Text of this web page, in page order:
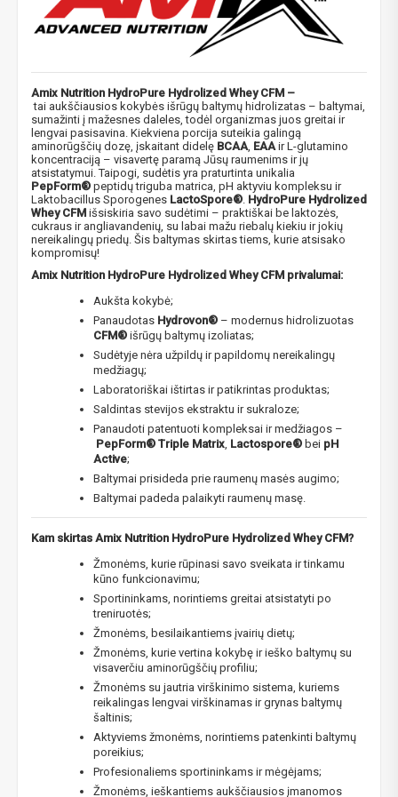
Amix Nutrition HydroPure Hydrolized Whey CFM –
tai aukščiausios kokybės išrūgų baltymų hidrolizatas – baltymai,
sumažinti į mažesnes daleles, todėl organizmas juos greitai ir
lengvai pasisavina. Kiekviena porcija suteikia galingą
aminorūgščių dozę, įskaitant didelę BCAA EAA ir L-glutamino
koncentraciją – visavertę paramą Jūsų raumenims ir jų
atsistatymui. Taipogi, sudėtis yra praturtinta unikalia
PepForm® peptidų triguba matrica, pH aktyviu kompleksu ir
Laktobacillus Sporogenes LactoSpore® HydroPure Hydrolized
Whey CFM išsiskiria savo sudėtimi – praktiškai be laktozės,
cukraus ir angliavandenių, su labai mažu riebalų kiekiu ir jokių
nereikalingų priedų. Šis baltymas skirtas tiems, kurie atsisako
kompromisų!
Amix Nutrition HydroPure Hydrolized Whey CFM privalumai:
Aukšta kokybė;
Panaudotas Hydrovon® – modernus hidrolizuotas
CFM® išrūgų baltymų izoliatas;
Sudėtyje nėra užpildų ir papildomų nereikalingų
medžiagų;
Laboratoriškai ištirtas ir patikrintas produktas;
Saldintas stevijos ekstraktu ir sukraloze;
Panaudoti patentuoti kompleksai ir medžiagos –
PepForm® Triple Matrix Lactospore® bei pH
Active;
Baltymai prisideda prie raumenų masės augimo;
Baltymai padeda palaikyti raumenų masę.
Kam skirtas Amix Nutrition HydroPure Hydrolized Whey CFM?
Žmonėms, kurie rūpinasi savo sveikata ir tinkamu
kūno funkcionavimu;
Sportininkams, norintiems greitai atsistatyti po
treniruotės;
Žmonėms, besilaikantiems įvairių dietų;
Žmonėms, kurie vertina kokybę ir ieško baltymų su
visaverčiu aminorūgščių profiliu;
Žmonėms su jautria virškinimo sistema, kuriems
reikalingas lengvai virškinamas ir grynas baltymų
šaltinis;
Aktyviems žmonėms, norintiems patenkinti baltymų
poreikius;
​Profesionaliems sportininkams ir mėgėjams;
Žmonėms, ieškantiems aukščiausios įmanomos